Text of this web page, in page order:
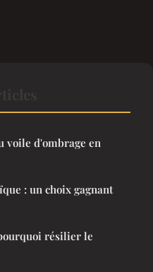
voile d'ombrage en
: un choix gagnant
résilier le